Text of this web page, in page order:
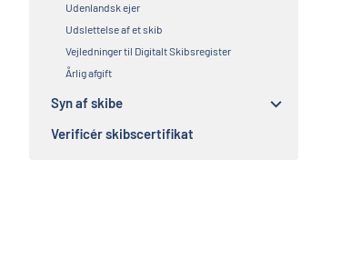
Udenlandsk ejer
Udslettelse af et skib
Vejledninger til Digitalt Skibsregister
Årlig afgift
Syn af skibe
Verificér skibscertifikat